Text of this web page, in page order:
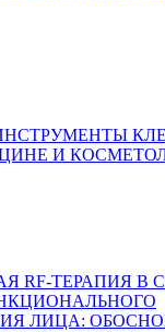
И
RF-ТЕРАПИЯ В
ЛИЦА: